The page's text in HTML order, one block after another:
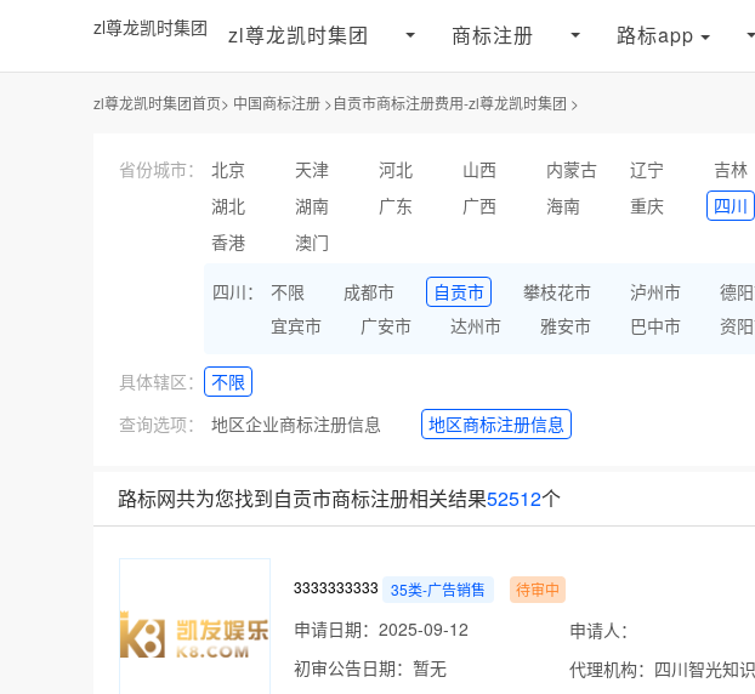
zl尊龙凯时集团 zl尊龙凯时集团 商标注册 路标app
zl尊龙凯时集团首页> 中国商标注册 >自贡市商标注册费用-zl尊龙凯时集团 >
省份城市： 北京 天津 河北 山西 内蒙古 辽宁 吉林
湖北
湖南 广东 广西 海南 重庆 四川
香港
澳门
四川： 不限 成都市 自贡市 攀枝花市 泸州市 德
宜宾市
广安市 达州市 雅安市 巴中市 资
具体辖区：
不限
查询选项：
地区企业商标注册信息 地区商标注册信息
路标网共为您找到自贡市商标注册相关结果52512个
3333333333 35类-广告销售 待审中
申请日期：2025-09-12
初审公告日期：暂无
申请人：
代理机构：四川智光知